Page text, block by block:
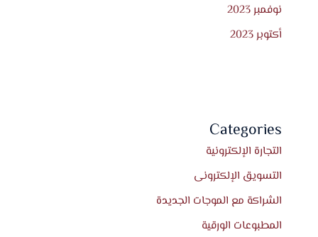
نوفمبر 2023
أكتوبر 2023
Categories
التجارة الإلكترونية
التسويق الإلكترونى
الشراكة مع الموجات الجديدة
المطبوعات الورقية